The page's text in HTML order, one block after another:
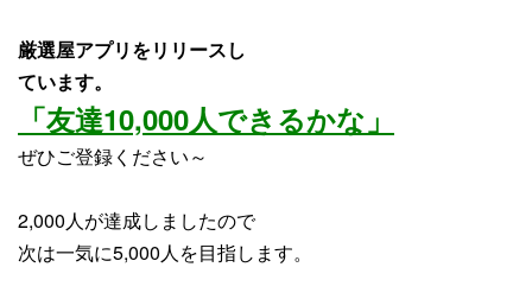
厳選屋アプリをリリースし
ています。
「友達10,000人できるかな」
ぜひご登録ください～
2,000人が達成しましたので
次は一気に5,000人を目指します。